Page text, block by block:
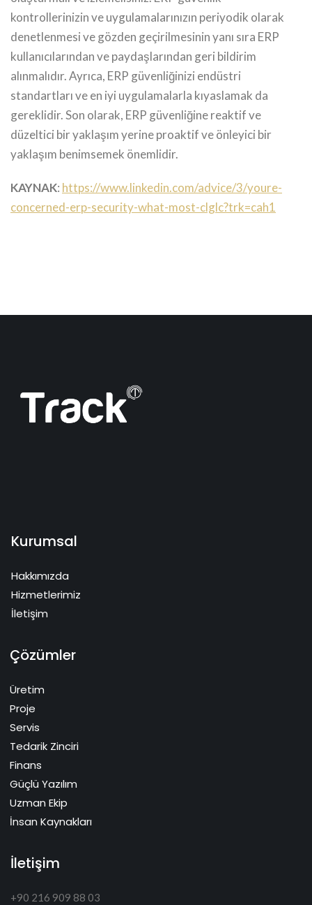
kontrollerinizin ve uygulamalarınızın periyodik olarak
denetlenmesi ve gözden geçirilmesinin yanı sıra ERP
kullanıcılarından ve paydaşlarından geri bildirim
alınmalıdır. Ayrıca, ERP güvenliğinizi endüstri
standartları ve en iyi uygulamalarla kıyaslamak da
gereklidir. Son olarak, ERP güvenliğine reaktif ve
düzeltici bir yaklaşım yerine proaktif ve önleyici bir
yaklaşım benimsemek önemlidir.
KAYNAK: https://www.linkedin.com/advice/3/youre-
concerned-erp-security-what-most-clglc?trk=cah1
Kurumsal
Hakkımızda
Hizmetlerimiz
İletişim
Çözümler
Üretim
Proje
Servis
Tedarik Zinciri
Finans
Güçlü Yazılım
Uzman Ekip
İnsan Kaynakları
İletişim
+90 216 909 88 03